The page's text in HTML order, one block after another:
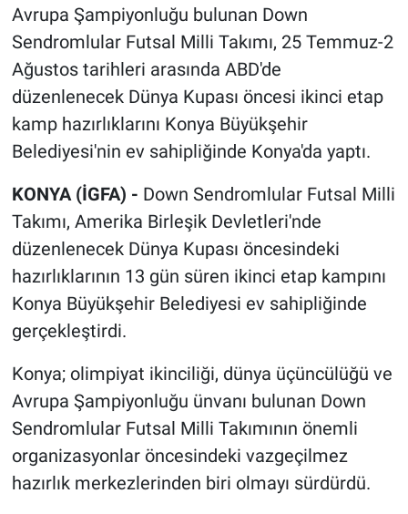
Avrupa Şampiyonluğu bulunan Down
Sendromlular Futsal Milli Takımı, 25 Temmuz-2
Ağustos tarihleri arasında ABD'de
düzenlenecek Dünya Kupası öncesi ikinci etap
kamp hazırlıklarını Konya Büyükşehir
Belediyesi'nin ev sahipliğinde Konya'da yaptı.
KONYA (İGFA) - Down Sendromlular Futsal Milli
Takımı, Amerika Birleşik Devletleri'nde
düzenlenecek Dünya Kupası öncesindeki
hazırlıklarının 13 gün süren ikinci etap kampını
Konya Büyükşehir Belediyesi ev sahipliğinde
gerçekleştirdi.
Konya; olimpiyat ikinciliği, dünya üçüncülüğü ve
Avrupa Şampiyonluğu ünvanı bulunan Down
Sendromlular Futsal Milli Takımının önemli
organizasyonlar öncesindeki vazgeçilmez
hazırlık merkezlerinden biri olmayı sürdürdü.